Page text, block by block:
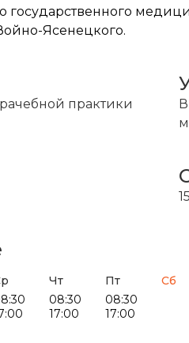
государственного
Ясенецкого.
практики
Чт
08:30
17:00
Пт
08:30
17:00
Сб